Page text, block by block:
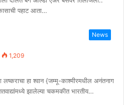
पहाट आता…
News
1,209
लष्कराचा हा श्वान {जम्मू-काश्मीरमधील अनंतनाग
झालेल्या चकमकीत भारतीय…